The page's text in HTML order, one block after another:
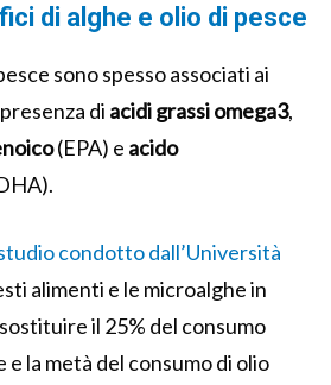
di alghe e olio di pesce
sono spesso associati ai
di acidi grassi omega3,
(EPA) e acido
condotto dall’Università
alimenti e le microalghe in
il 25% del consumo
la metà del consumo di olio